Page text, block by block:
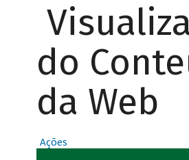
do
da Web
Ações